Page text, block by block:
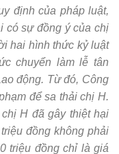
định của pháp luật,
có sự đồng ý của chị
hai hình thức kỷ luật
chuyển làm lễ tân
động. Từ đó, Công
để sa thải chị H.
H đã gây thiệt hại
đồng không phải
triệu đồng chỉ là giá